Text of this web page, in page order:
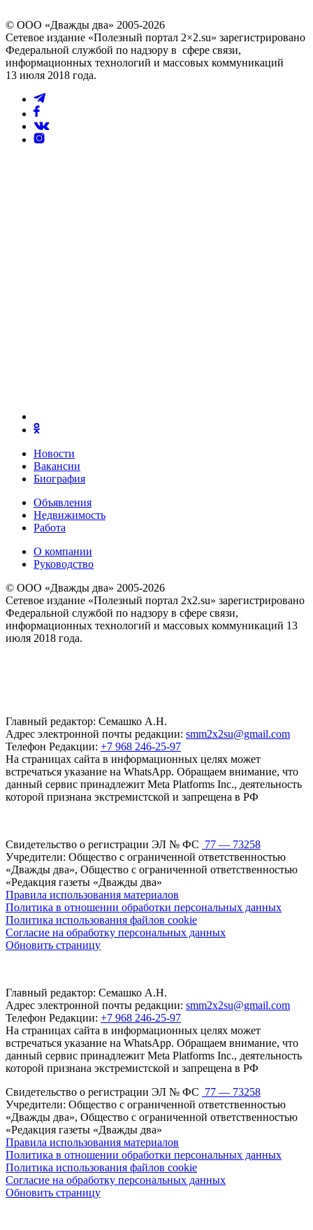
© ООО «Дважды два» 2005-2026
Сетевое издание «Полезный портал 2×2.su» зарегистрировано
Федеральной службой по надзору в сфере связи,
информационных технологий и массовых коммуникаций
13 июля 2018 года.
Новости
Вакансии
Биография
Объявления
Недвижимость
Работа
О компании
Руководство
© ООО «Дважды два» 2005-2026
Сетевое издание «Полезный портал 2x2.su» зарегистрировано
Федеральной службой по надзору в сфере связи,
информационных технологий и массовых коммуникаций 13
июля 2018 года.
Главный редактор: Семашко А.Н.
Адрес электронной почты редакции: smm2x2su@gmail.com
Телефон Редакции: +7 968 246-25-97
На страницах сайта в информационных целях может
встречаться указание на WhatsApp. Обращаем внимание, что
данный сервис принадлежит Meta Platforms Inc., деятельность
которой признана экстремистской и запрещена в РФ
Свидетельство о регистрации ЭЛ № ФС 77 — 73258
Учредители: Общество с ограниченной ответственностью
«Дважды два», Общество с ограниченной ответственностью
«Редакция газеты «Дважды два»
Правила использования материалов
Политика в отношении обработки персональных данных
Политика использования файлов cookie
Согласие на обработку персональных данных
Обновить страницу
Главный редактор: Семашко А.Н.
Адрес электронной почты редакции: smm2x2su@gmail.com
Телефон Редакции: +7 968 246-25-97
На страницах сайта в информационных целях может
встречаться указание на WhatsApp. Обращаем внимание, что
данный сервис принадлежит Meta Platforms Inc., деятельность
которой признана экстремистской и запрещена в РФ
Свидетельство о регистрации ЭЛ № ФС 77 — 73258
Учредители: Общество с ограниченной ответственностью
«Дважды два», Общество с ограниченной ответственностью
«Редакция газеты «Дважды два»
Правила использования материалов
Политика в отношении обработки персональных данных
Политика использования файлов cookie
Согласие на обработку персональных данных
Обновить страницу